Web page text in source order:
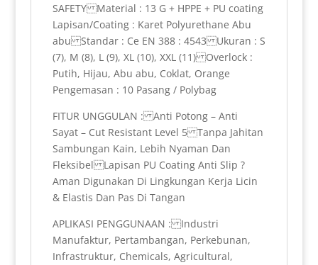
SAFETY Material : 13 G + HPPE + PU coating
Lapisan/Coating : Karet Polyurethane Abu
abu Standar : Ce EN 388 : 4543 Ukuran : S
(7), M (8), L (9), XL (10), XXL (11) Overlock :
Putih, Hijau, Abu abu, Coklat, Orange
Pengemasan : 10 Pasang / Polybag
FITUR UNGGULAN : Anti Potong – Anti
Sayat – Cut Resistant Level 5 Tanpa Jahitan
Sambungan Kain, Lebih Nyaman Dan
Fleksibel Lapisan PU Coating Anti Slip ?
Aman Digunakan Di Lingkungan Kerja Licin
& Elastis Dan Pas Di Tangan
APLIKASI PENGGUNAAN : Industri
Manufaktur, Pertambangan, Perkebunan,
Infrastruktur, Chemicals, Agricultural,